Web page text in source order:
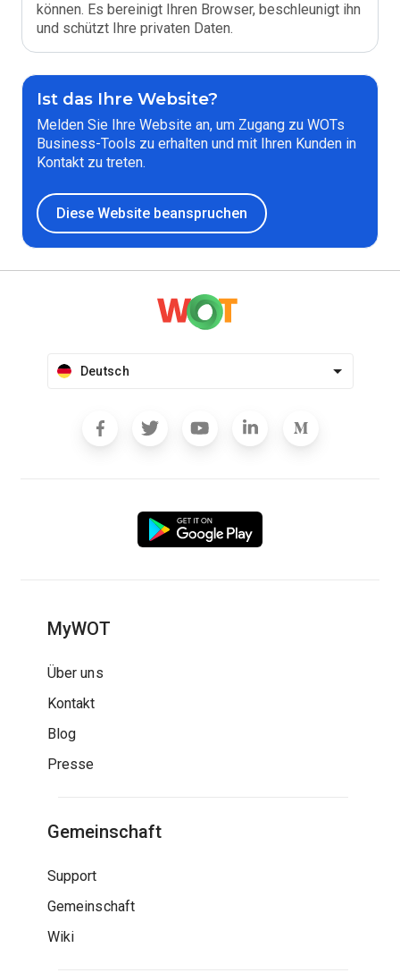
können. Es bereinigt Ihren Browser, beschleunigt ihn
und schützt Ihre privaten Daten.
Ist das Ihre Website?
Melden Sie Ihre Website an, um Zugang zu WOTs
Business-Tools zu erhalten und mit Ihren Kunden in
Kontakt zu treten.
Diese Website beanspruchen
Deutsch
MyWOT
Über uns
Kontakt
Blog
Presse
Gemeinschaft
Support
Gemeinschaft
Wiki